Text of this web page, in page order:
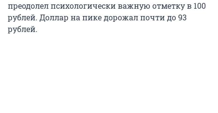
преодолел психологически важную отметку в 100
рублей. Доллар на пике дорожал почти до 93
рублей.